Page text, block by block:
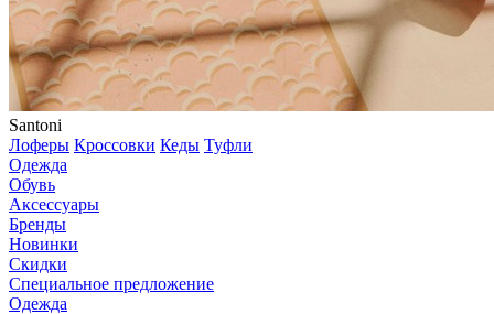
Santoni
Лоферы Кроссовки Кеды Туфли
Одежда
Обувь
Аксессуары
Бренды
Новинки
Скидки
Специальное предложение
Одежда